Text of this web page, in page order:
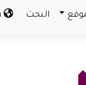
البحث